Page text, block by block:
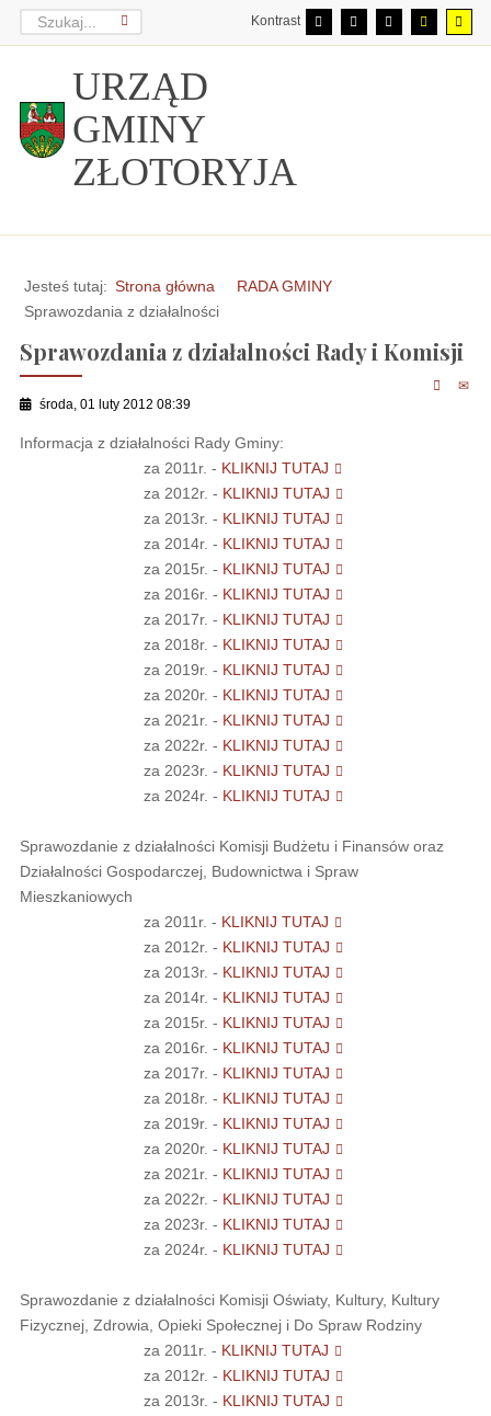
Kontrast
URZĄD
GMINY
ZŁOTORYJA
Jesteś tutaj: Strona główna
RADA GMINY
Sprawozdania z działalności
Sprawozdania z działalności Rady i Komisji
środa, 01 luty 2012 08:39
Informacja z działalności Rady Gminy:
za 2011r. - KLIKNIJ TUTAJ
za 2012r. - KLIKNIJ TUTAJ
za 2013r. - KLIKNIJ TUTAJ
za 2014r. - KLIKNIJ TUTAJ
za 2015r. - KLIKNIJ TUTAJ
za 2016r. - KLIKNIJ TUTAJ
za 2017r. - KLIKNIJ TUTAJ
za 2018r. - KLIKNIJ TUTAJ
za 2019r. - KLIKNIJ TUTAJ
za 2020r. - KLIKNIJ TUTAJ
za 2021r. - KLIKNIJ TUTAJ
za 2022r. - KLIKNIJ TUTAJ
za 2023r. - KLIKNIJ TUTAJ
za 2024r. - KLIKNIJ TUTAJ
Sprawozdanie z działalności Komisji Budżetu i Finansów oraz
Działalności Gospodarczej, Budownictwa i Spraw
Mieszkaniowych
za 2011r. - KLIKNIJ TUTAJ
za 2012r. - KLIKNIJ TUTAJ
za 2013r. - KLIKNIJ TUTAJ
za 2014r. - KLIKNIJ TUTAJ
za 2015r. - KLIKNIJ TUTAJ
za 2016r. - KLIKNIJ TUTAJ
za 2017r. - KLIKNIJ TUTAJ
za 2018r. - KLIKNIJ TUTAJ
za 2019r. - KLIKNIJ TUTAJ
za 2020r. - KLIKNIJ TUTAJ
za 2021r. - KLIKNIJ TUTAJ
za 2022r. - KLIKNIJ TUTAJ
za 2023r. - KLIKNIJ TUTAJ
za 2024r. - KLIKNIJ TUTAJ
Sprawozdanie z działalności Komisji Oświaty, Kultury, Kultury
Fizycznej, Zdrowia, Opieki Społecznej i Do Spraw Rodziny
za 2011r. - KLIKNIJ TUTAJ
za 2012r. - KLIKNIJ TUTAJ
za 2013r. - KLIKNIJ TUTAJ